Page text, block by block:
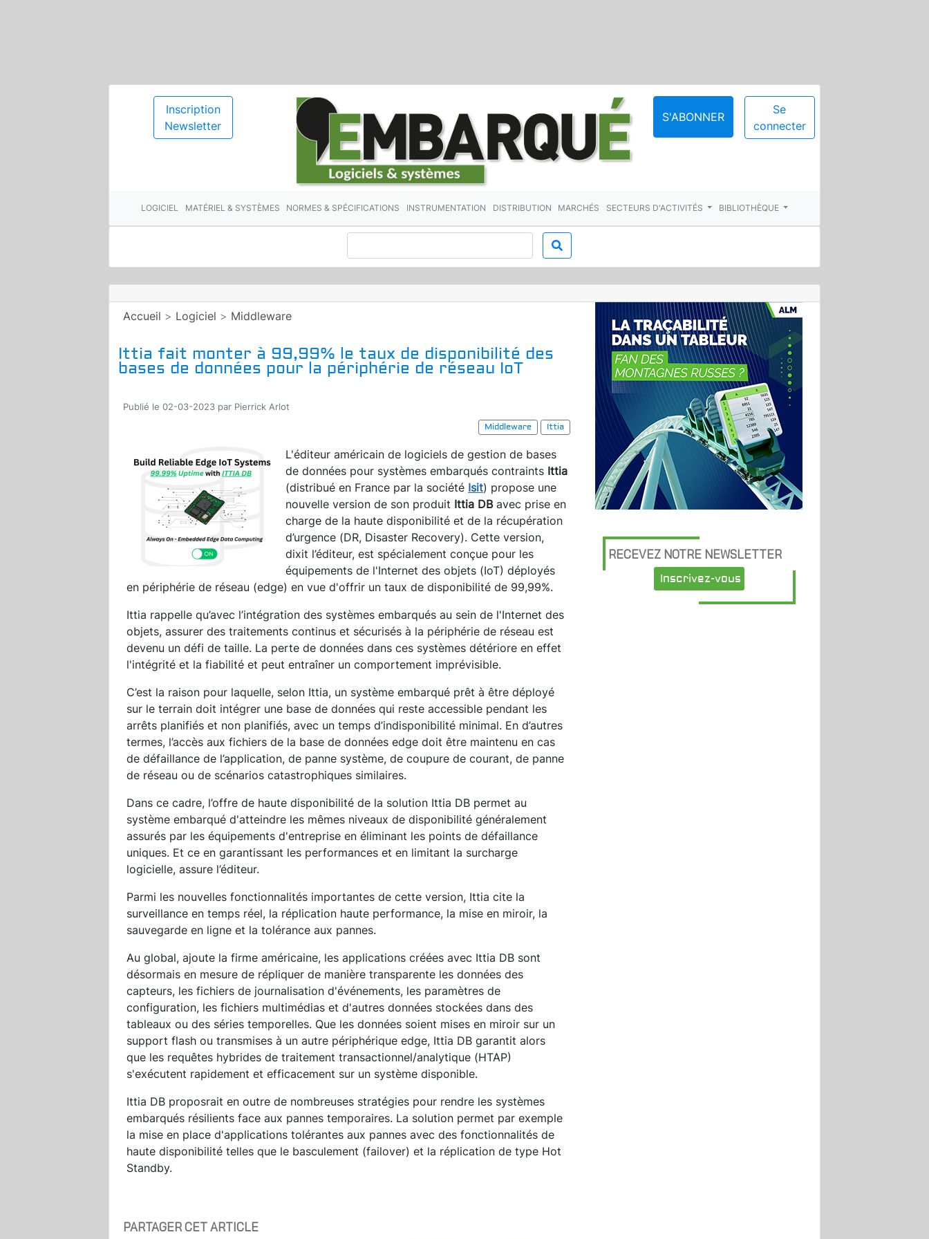
Inscription
Newsletter
S'ABONNER
Se
connecter
LOGICIEL MATÉRIEL & SYSTÈMES NORMES & SPÉCIFICATIONS INSTRUMENTATION DISTRIBUTION MARCHÉS SECTEURS D'ACTIVITÉS BIBLIOTHÈQUE
Accueil > Logiciel > Middleware
Ittia fait monter à 99,99% le taux de disponibilité des
bases de données pour la périphérie de réseau IoT
Publié le 02-03-2023 par Pierrick Arlot
Middleware
Ittia
L'éditeur américain de logiciels de gestion de bases
de données pour systèmes embarqués contraints Ittia
(distribué en France par la société Isit) propose une
nouvelle version de son produit Ittia DBavec prise en
charge de la haute disponibilité et de la récupération
d’urgence (DR, Disaster Recovery). Cette version,
dixit l’éditeur, est spécialement conçue pour les
équipements de l'Internet des objets (IoT) déployés
en périphérie de réseau (edge) en vue d'offrir un taux de disponibilité de 99,99%.
Ittia rappelle qu’avec l’intégration des systèmes embarqués au sein de l'Internet des
objets, assurer des traitements continus et sécurisés à la périphérie de réseau est
devenu un défi de taille. La perte de données dans ces systèmes détériore en effet
l'intégrité et la fiabilité et peut entraîner un comportement imprévisible.
C’est la raison pour laquelle, selon Ittia, un système embarqué prêt à être déployé
sur le terrain doit intégrer une base de données qui reste accessible pendant les
arrêts planifiés et non planifiés, avec un temps d’indisponibilité minimal. En d’autres
termes, l’accès aux fichiers de la base de données edge doit être maintenu en cas
de défaillance de l’application, de panne système, de coupure de courant, de panne
de réseau ou de scénarios catastrophiques similaires.
Dans ce cadre, l’offre de haute disponibilité de la solution Ittia DB permet au
système embarqué d'atteindre les mêmes niveaux de disponibilité généralement
assurés par les équipements d'entreprise en éliminant les points de défaillance
uniques. Et ce en garantissant les performances et en limitant la surcharge
logicielle, assure l’éditeur.
Parmi les nouvelles fonctionnalités importantes de cette version, Ittia cite la
surveillance en temps réel, la réplication haute performance, la mise en miroir, la
sauvegarde en ligne et la tolérance aux pannes.
Au global, ajoute la firme américaine, les applications créées avec Ittia DB sont
désormais en mesure de répliquer de manière transparente les données des
capteurs, les fichiers de journalisation d'événements, les paramètres de
configuration, les fichiers multimédias et d'autres données stockées dans des
tableaux ou des séries temporelles. Que les données soient mises en miroir sur un
support flash ou transmises à un autre périphérique edge, Ittia DB garantit alors
que les requêtes hybrides de traitement transactionnel/analytique (HTAP)
s'exécutent rapidement et efficacement sur un système disponible.
Ittia DB proposrait en outre de nombreuses stratégies pour rendre les systèmes
embarqués résilients face aux pannes temporaires. La solution permet par exemple
la mise en place d'applications tolérantes aux pannes avec des fonctionnalités de
haute disponibilité telles que le basculement (failover) et la réplication de type Hot
Standby.
PARTAGER CET ARTICLE
RECEVEZ NOTRE NEWSLETTER
Inscrivez-vous